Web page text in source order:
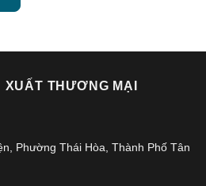
THƯƠNG MẠI
Phường Thái Hòa, Thành Phố Tân